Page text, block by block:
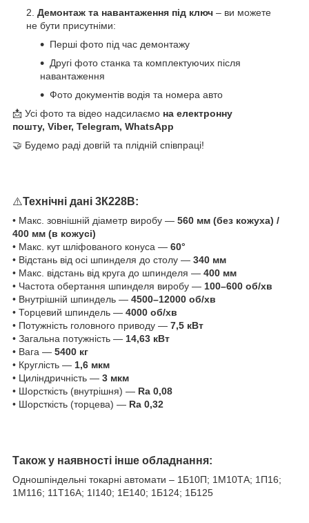
Демонтаж та навантаження під ключ – ви можете
не бути присутніми:
Перші фото під час демонтажу
Другі фото станка та комплектуючих після
навантаження
Фото документів водія та номера авто
📩 Усі фото та відео надсилаємо на електронну
пошту, Viber, Telegram, WhatsApp
🤝 Будемо раді довгій та плідній співпраці!
⚠️Технічні дані 3К228В:
• Макс. зовнішній діаметр виробу — 560 мм (без кожуха) /
400 мм (в кожусі)
• Макс. кут шліфованого конуса — 60°
• Відстань від осі шпинделя до столу — 340 мм
• Макс. відстань від круга до шпинделя — 400 мм
• Частота обертання шпинделя виробу — 100–600 об/хв
• Внутрішній шпиндель — 4500–12000 об/хв
• Торцевий шпиндель — 4000 об/хв
• Потужність головного приводу — 7,5 кВт
• Загальна потужність — 14,63 кВт
• Вага — 5400 кг
• Круглість — 1,6 мкм
• Циліндричність — 3 мкм
• Шорсткість (внутрішня) — Ra 0,08
• Шорсткість (торцева) — Ra 0,32
Також у наявності інше обладнання:
Одношпіндельні токарні автомати – 1Б10П; 1М10ТА; 1П16;
1M116; 11T16A; 1І140; 1Е140; 1Б124; 1Б125